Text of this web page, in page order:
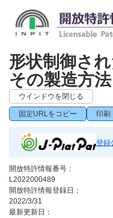
形状制御さ
その製造方法
ウインドウを閉じる
固定URLをコピー 印刷
登録
開放特許情報番号：
L2022000489
開放特許情報登録日：
2022/3/31
最新更新日：